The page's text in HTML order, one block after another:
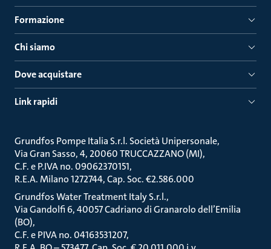
Formazione
Chi siamo
Dove acquistare
Link rapidi
Grundfos Pompe Italia S.r.l. Società Unipersonale
Via Gran Sasso, 4, 20060 TRUCCAZZANO (MI)
C.F. e P.IVA no. 09062370151
R.E.A. Milano 1272744, Cap. Soc. €2.586.000
Grundfos Water Treatment Italy S.r.l.
Via Gandolfi 6, 40057 Cadriano di Granarolo dell’Emilia
(BO)
C.F. e PIVA no. 04163531207